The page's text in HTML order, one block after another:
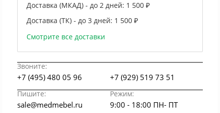
Доставка (МКАД) - до 2 дней: 1 500 ₽
Доставка (ТК) - до 3 дней: 1 500 ₽
Смотрите все доставки
Звоните:
+7 (495) 480 05 96 +7 (929) 519 73 51
Пишите: Режим:
sale@medmebel.ru 9:00 - 18:00 ПН- ПТ